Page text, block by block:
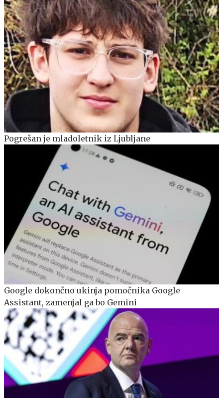
Pogrešan je mladoletnik iz Ljubljane
Google dokončno ukinja pomočnika Google
Assistant, zamenjal ga bo Gemini